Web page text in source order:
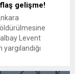
gelişme!
Levent